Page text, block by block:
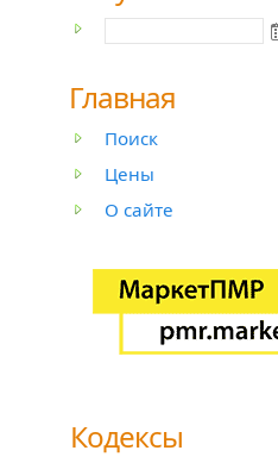
Главная
Поиск
Цены
О сайте
Кодексы